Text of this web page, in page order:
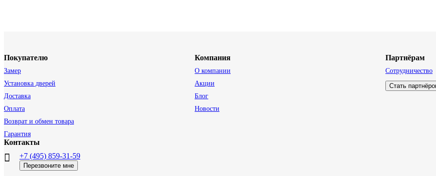
Покупателю
Замер
Установка дверей
Доставка
Оплата
Возврат и обмен товара
Гарантия
Компания
О компании
Акции
Блог
Новости
Партнёрам
Сотрудничество
Стать
Контакты
+7 (495) 859-31-59
Перезвоните мне